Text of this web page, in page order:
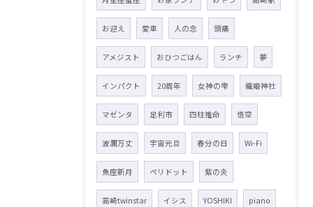
お迎え 愛車 人の念 頭痛
アメジスト おひつごはん ランチ 夢
インパクト 20周年 女神の雫 織姫神社
マゼンタ 足利市 四柱推命 悟空
波瀾万丈 宇宙元旦 春分の日 Wi-Fi
魚座新月 ペリドット 紫の炎
高崎twinstar イシス YOSHIKI piano